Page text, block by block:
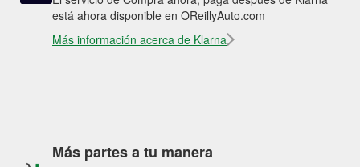
está ahora disponible en OReillyAuto.com
Más información acerca de Klarna
Más partes a tu manera